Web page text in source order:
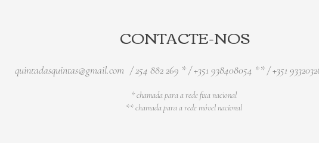
CONTACTE-NOS
/ 254 882 269 * / +351 938408054 ** / +351
quintadasquintas@gmail.com
* chamada para a rede fixa nacional
** chamada para a rede móvel nacional